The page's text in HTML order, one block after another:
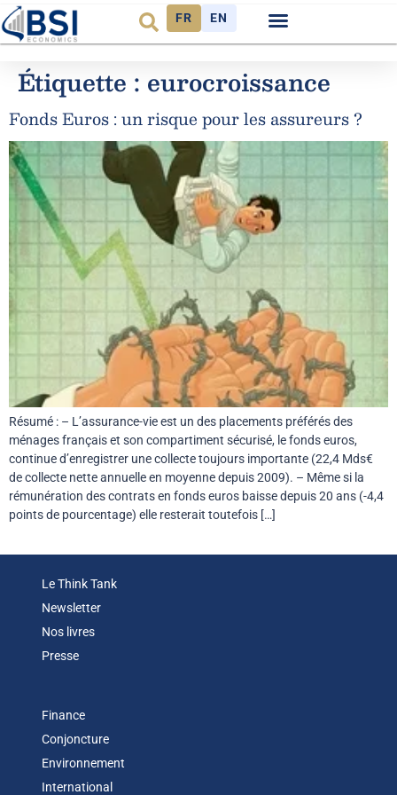
FR EN
Étiquette : eurocroissance
Fonds Euros : un risque pour les assureurs ?
Résumé : – L’assurance-vie est un des placements préférés des
ménages français et son compartiment sécurisé, le fonds euros,
continue d’enregistrer une collecte toujours importante (22,4 Mds€
de collecte nette annuelle en moyenne depuis 2009). – Même si la
rémunération des contrats en fonds euros baisse depuis 20 ans (-4,4
points de pourcentage) elle resterait toutefois […]
Le Think Tank
Newsletter
Nos livres
Presse
Finance
Conjoncture
Environnement
International